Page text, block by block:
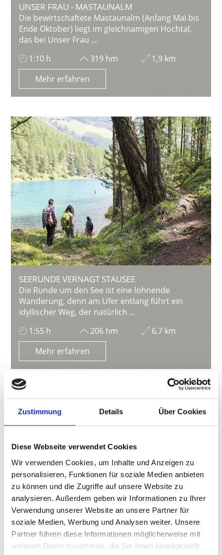
Zustimmung Details Über Cookies
Diese Webseite verwendet Cookies
Wir verwenden Cookies, um Inhalte und Anzeigen zu
personalisieren, Funktionen für soziale Medien anbieten
zu können und die Zugriffe auf unsere Website zu
analysieren. Außerdem geben wir Informationen zu Ihrer
Verwendung unserer Website an unsere Partner für
soziale Medien, Werbung und Analysen weiter. Unsere
Partner führen diese Informationen möglicherweise mit
weiteren Daten zusammen, die Sie ihnen bereitgestellt
UNSER FRAU - MASTAUNALM
Die bewirtschaftete Mastaunalm (Anfang Mai bis
Ende Oktober) liegt im gleichnamigen Hochtal,
das bei Unser Frau ...
1:10 h
319 hm
1,9 km
Mehr erfahren
SEERUNDE VERNAGT STAUSEE
Die Runde um den See ist eine lohnende
Wanderung, denn am Ufer entlang führt ein
idyllischer Weg, der natürlich ...
1:55 h
206 hm
6,7 km
Mehr erfahren
KURZRAS - HOCHEBENE LAZAUN